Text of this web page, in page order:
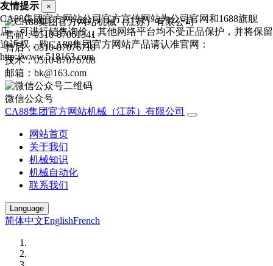
售前：0510-87061341
售后：0510-87076718
技术：0510-87076708
邮箱：bk@163.com
微信公众号
CA88集团官方网站机械（江苏）有限公司
网站首页
关于我们
机械知识
机械自动化
联系我们
Language
简体中文EnglishFrench
友情提示 ×
CA88集团官方网站公司官方宣传网站为公司官网和1688旗舰
店，可进行销售询价，其他网络平台均不受正品保护，并将保留
追诉权，购CA88集团官方网站产品请认准官网：
http://www.518163.com